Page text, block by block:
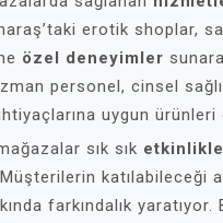
erotik shoplar,
özel deneyimler
personel, cinsel
uygun ürünleri
sık sık
katılabileceği
farkındalık